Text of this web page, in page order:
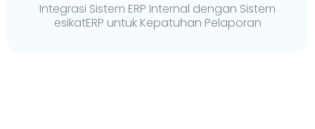
Integrasi Sistem ERP Internal dengan Sistem
esikatERP untuk Kepatuhan Pelaporan